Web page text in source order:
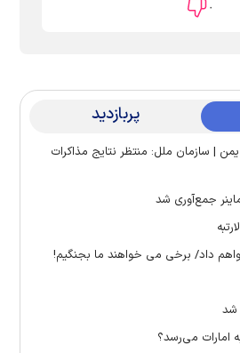
۰
پربازدید
در یمن | سازمان ملل: منتظر نتایج مذاکرات
داد/ برخی می خواهند ما بجنگیم!
شد
امارات می‌رسد؟